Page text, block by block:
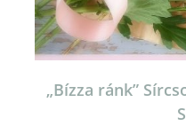
„Bízza ránk”